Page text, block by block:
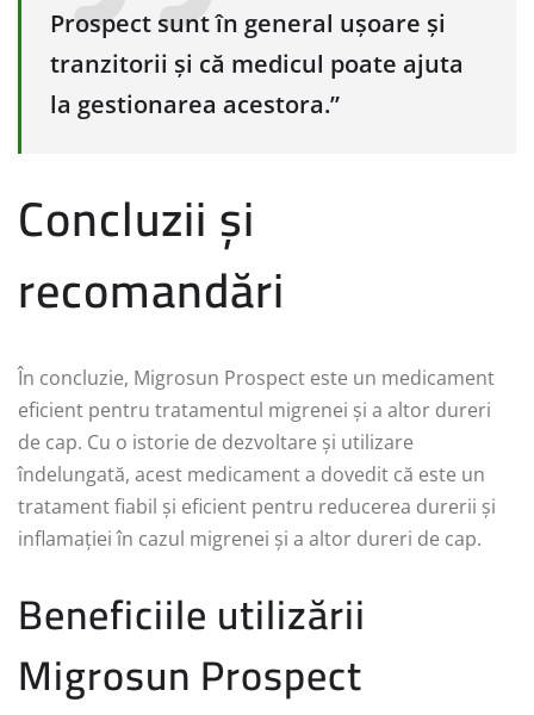
Prospect sunt în general ușoare și
tranzitorii și că medicul poate ajuta
la gestionarea acestora.”
Concluzii și
recomandări
În concluzie, Migrosun Prospect este un medicament
eficient pentru tratamentul migrenei și a altor dureri
de cap. Cu o istorie de dezvoltare și utilizare
îndelungată, acest medicament a dovedit că este un
tratament fiabil și eficient pentru reducerea durerii și
inflamației în cazul migrenei și a altor dureri de cap.
Beneficiile utilizării
Migrosun Prospect